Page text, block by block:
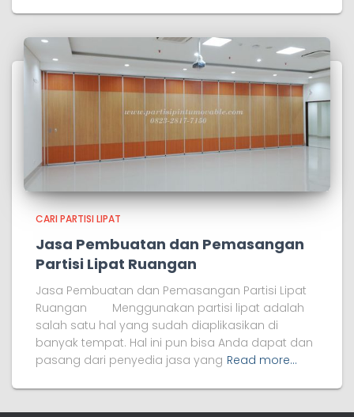
CARI PARTISI LIPAT
Jasa Pembuatan dan Pemasangan
Partisi Lipat Ruangan
Jasa Pembuatan dan Pemasangan Partisi Lipat
Ruangan Menggunakan partisi lipat adalah
salah satu hal yang sudah diaplikasikan di
banyak tempat. Hal ini pun bisa Anda dapat dan
pasang dari penyedia jasa yang Read more…